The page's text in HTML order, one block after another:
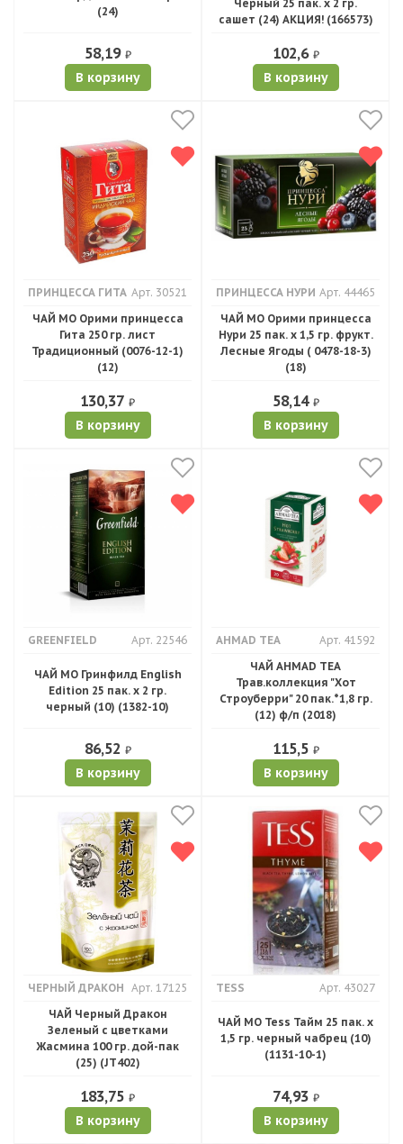
(24)
58,19 ₽
В корзину
Черный 25 пак. х 2 гр.
сашет (24) АКЦИЯ! (166573)
102,6 ₽
В корзину
ПРИНЦЕССА ГИТА Арт. 30521
ЧАЙ МО Орими принцесса
Гита 250 гр. лист
Традиционный (0076-12-1)
(12)
130,37 ₽
В корзину
ПРИНЦЕССА НУРИ Арт. 44465
ЧАЙ МО Орими принцесса
Нури 25 пак. х 1,5 гр. фрукт.
Лесные Ягоды ( 0478-18-3)
(18)
58,14 ₽
В корзину
GREENFIELD Арт. 22546
ЧАЙ МО Гринфилд English
Edition 25 пак. х 2 гр.
черный (10) (1382-10)
86,52 ₽
В корзину
AHMAD TEA
Арт. 41592
ЧАЙ AHMAD TEA
Трав.коллекция "Хот
Строуберри" 20 пак.*1,8 гр.
(12) ф/п (2018)
115,5 ₽
В корзину
ЧЕРНЫЙ ДРАКОН Арт. 17125
ЧАЙ Черный Дракон
Зеленый с цветками
Жасмина 100 гр. дой-пак
(25) (JT402)
183,75 ₽
В корзину
TESS Арт. 43027
ЧАЙ МО Tess Тайм 25 пак. х
1,5 гр. черный чабрец (10)
(1131-10-1)
74,93 ₽
В корзину